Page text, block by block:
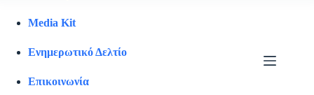
Media Kit
Ενημερωτικό Δελτίο
Επικοινωνία